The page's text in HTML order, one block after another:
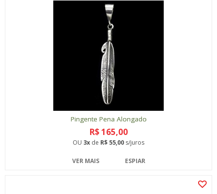
Pingente Pena Alongado
R$ 165,00
OU 3x de R$ 55,00 s/juros
VER MAIS ESPIAR